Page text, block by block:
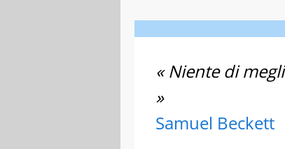
« Niente di
»
Samuel Beckett